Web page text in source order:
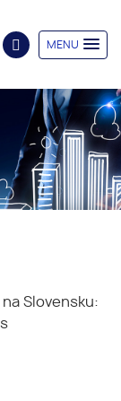
MENU
Slovensku: